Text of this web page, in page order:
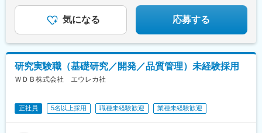
合、家賃補助が支給されます
葉駅、東大前駅、立川駅、京急川崎駅、日吉町駅、新浜松駅、新
豊田駅、近鉄名古屋駅、電気ビル前駅、足羽山公園口駅、近鉄四
日市駅、四条駅(京都市営)、千里中央駅(北大阪急行)、西梅田駅、
旧居留地・大丸前駅、山陽明石駅、田町駅(岡山県)、胡町駅、眉山
ロープウェイ山麓駅、平和通駅、西鉄福岡駅、花畑町駅、高見橋
町駅、新静岡駅、浜松駅、名鉄名古屋駅、電鉄富山駅・エスタ前
駅、仁愛女子高校駅、四日市駅、京都河原町駅、大阪梅田駅(阪神
気になる 応募する
研究実験職（基礎研究／開発／品質管理）未経験採用
ＷＤＢ株式会社 エウレカ社
正社員 5名以上採用 職種未経験歓迎 業種未経験歓迎